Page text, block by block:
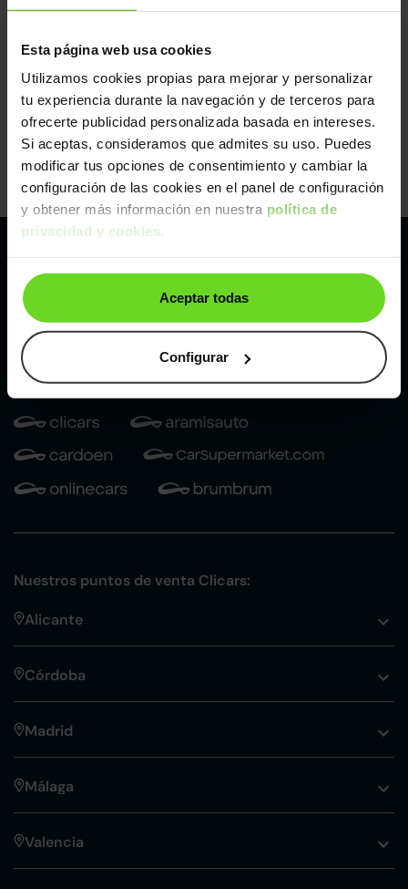
Esta página web usa cookies
Utilizamos cookies propias para mejorar y personalizar
tu experiencia durante la navegación y de terceros para
ofrecerte publicidad personalizada basada en intereses.
Si aceptas, consideramos que admites su uso. Puedes
modificar tus opciones de consentimiento y cambiar la
configuración de las cookies en el panel de configuración
y obtener más información en nuestra política de
privacidad y cookies.
Aceptar todas
Configurar
Pertenecemos al líder europeo de
compraventa de coches online
Con sede en: España, Francia, Bélgica, Reino Unido, Austria
e Italia.
¡Vendemos 1 coche por minuto!
Nuestros puntos de venta Clicars:
Alicante
Córdoba
Madrid
Málaga
Valencia